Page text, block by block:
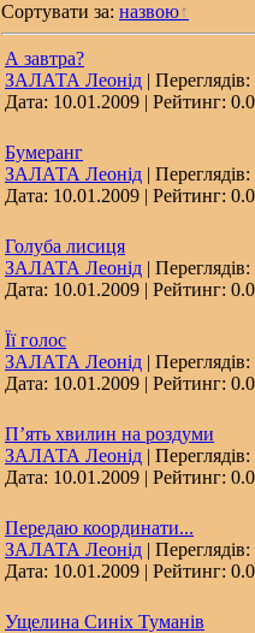
Сортувати за: назвою
А завтра?
ЗАЛАТА Леонід |
Дата: 10.01.2009 | Рейтинг:
Бумеранг
ЗАЛАТА Леонід |
Дата: 10.01.2009 | Рейтинг:
Голуба лисиця
ЗАЛАТА Леонід |
Дата: 10.01.2009 | Рейтинг:
Її голос
ЗАЛАТА Леонід |
Дата: 10.01.2009 | Рейтинг:
П’ять хвилин на роздуми
ЗАЛАТА Леонід |
Дата: 10.01.2009 | Рейтинг:
Передаю координати...
ЗАЛАТА Леонід |
Дата: 10.01.2009 | Рейтинг:
Ущелина Синіх Туманів